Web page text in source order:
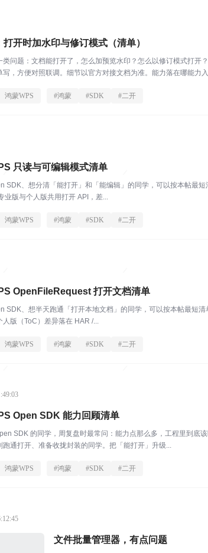
开时加水印与修订模式（清单）
问题：文档能打开了，怎么加预览水印？怎么以修订模式打
，方便对照联调。细节以官方对接文档为准。能力落在哪能力
鸿蒙WPS #鸿蒙 #SDK #二开
只读与可编辑模式清单
SDK、想分清「能打开」和「能编辑」的同学，可以按本帖最
业版与个人版共用打开 API，差...
鸿蒙WPS #鸿蒙 #SDK #二开
OpenFileRequest 打开文档清单
SDK、想半天跑通「打开本地文档」的同学，可以按本帖最短
人版（ToC）差异落在 HAR /...
鸿蒙WPS #鸿蒙 #SDK #二开
Open SDK 能力回顾清单
SDK 的同学，周复盘时最常问：能力点那么多，工程里到
通打开、准备收拢封装的同学。把「能打开」升级...
鸿蒙WPS #鸿蒙 #SDK #二开
文件批量管理器，有点问题